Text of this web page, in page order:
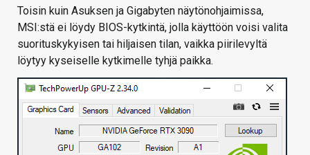
Toisin kuin Asuksen ja Gigabyten näytönohjaimissa,
MSI:stä ei löydy BIOS-kytkintä, jolla käyttöön voisi valita
suorituskykyisen tai hiljaisen tilan, vaikka piirilevyltä
löytyy kyseiselle kytkimelle tyhjä paikka.